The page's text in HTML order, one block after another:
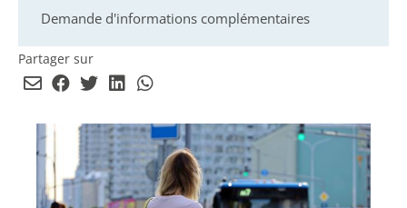
Demande d'informations complémentaires
Partager sur
Envoyer
email
Partager
Facebook
Partager
Twitter
Partager
LinkedIn
Partager
WhatsApp